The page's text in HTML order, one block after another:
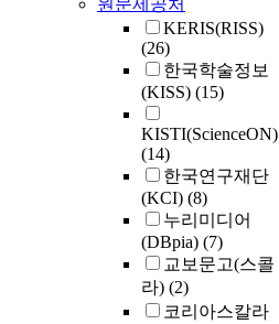
원문제공처
KERIS(RISS)
(26)
한국학술정보
(KISS) (15)
KISTI(ScienceON)
(14)
한국연구재단
(KCI) (8)
누리미디어
(DBpia) (7)
교보문고(스콜
라) (2)
코리아스칼라